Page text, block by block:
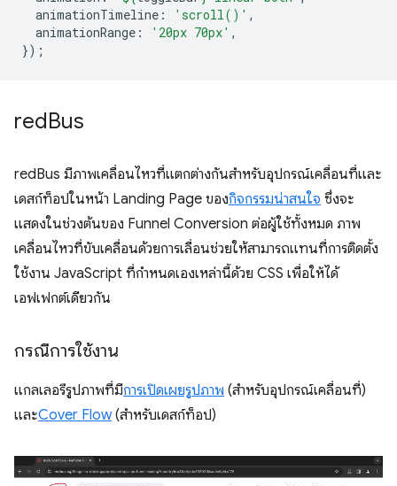
animationTimeline : 'scroll()' ,
animationRange : '20px 70px' ,
});
redBus
redBus มีภาพเคลื่อนไหวที่แตกต่างกันสำหรับอุปกรณ์เคลื่อนที่และ
เดสก์ท็อปในหน้า Landing Page ของกิจกรรมน่าสนใจ ซึ่งจะ
แสดงในช่วงต้นของ Funnel Conversion ต่อผู้ใช้ทั้งหมด ภาพ
เคลื่อนไหวที่ขับเคลื่อนด้วยการเลื่อนช่วยให้สามารถแทนที่การติดตั้ง
ใช้งาน JavaScript ที่กำหนดเองเหล่านี้ด้วย CSS เพื่อให้ได้
เอฟเฟกต์เดียวกัน
กรณีการใช้งาน
แกลเลอรีรูปภาพที่มีการเปิดเผยรูปภาพ (สำหรับอุปกรณ์เคลื่อนที่)
และCover Flow(สำหรับเดสก์ท็อป)